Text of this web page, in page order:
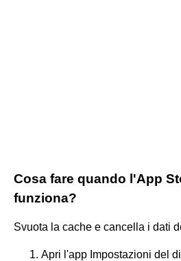
Cosa fare quando l'App
funziona?
Svuota la cache e cancella i dati
Apri l'app Impostazioni del